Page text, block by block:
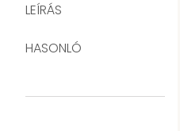
LEÍRÁS
HASONLÓ